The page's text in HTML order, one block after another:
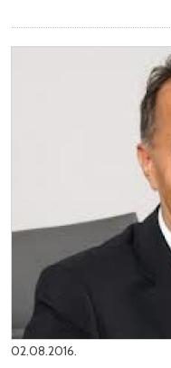
02.08.2016.